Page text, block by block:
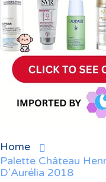
Home
Palette Château
D'Aurélia 2018